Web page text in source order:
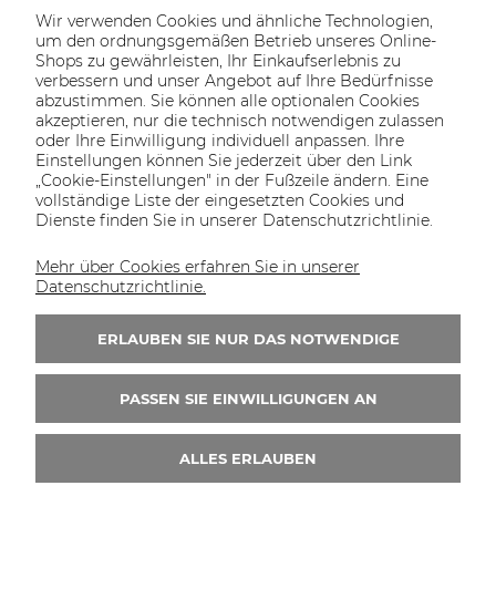
Huawei Luna2000-21-S1 Energiespeicher (BMS, 3 x
Batteriemodul)
7.215,73 €
ZUM WARENKORB
ABONNIEREN SIE
UNSEREN NEWSLETTER
Sie erhalten Informationen über Werbeaktionen,
Wir verwenden Cookies und ähnliche Technologien,
um den ordnungsgemäßen Betrieb unseres Online-
Shops zu gewährleisten, Ihr Einkaufserlebnis zu
verbessern und unser Angebot auf Ihre Bedürfnisse
abzustimmen. Sie können alle optionalen Cookies
akzeptieren, nur die technisch notwendigen zulassen
oder Ihre Einwilligung individuell anpassen. Ihre
Einstellungen können Sie jederzeit über den Link
„Cookie-Einstellungen" in der Fußzeile ändern. Eine
vollständige Liste der eingesetzten Cookies und
Dienste finden Sie in unserer Datenschutzrichtlinie.
Mehr über Cookies erfahren Sie in unserer
Datenschutzrichtlinie.
ERLAUBEN SIE NUR DAS NOTWENDIGE
PASSEN SIE EINWILLIGUNGEN AN
ALLES ERLAUBEN